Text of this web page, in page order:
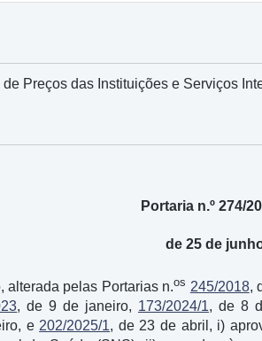
Preços das Instituições e Serviços
Portaria n.º 274/
de 25 de
alterada pelas Portarias n.os 245/2018,
, de 9 de janeiro, 173/2024/1, de 8
e 202/2025/1, de 23 de abril, i)